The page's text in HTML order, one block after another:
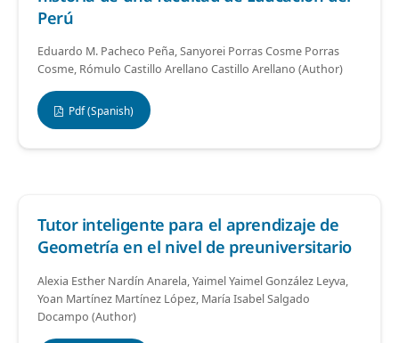
Perú
Eduardo M. Pacheco Peña, Sanyorei Porras Cosme Porras
Cosme, Rómulo Castillo Arellano Castillo Arellano (Author)
Pdf (Spanish)
Tutor inteligente para el aprendizaje de
Geometría en el nivel de preuniversitario
Alexia Esther Nardín Anarela, Yaimel Yaimel González Leyva,
Yoan Martínez Martínez López, María Isabel Salgado
Docampo (Author)